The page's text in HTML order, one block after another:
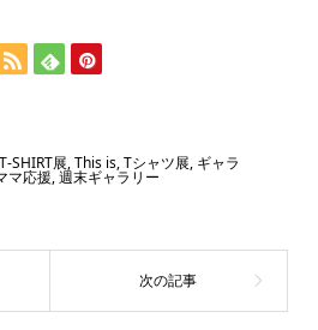
T-SHIRT展,This is,Tシャツ展, ギャラ
マ応援,週末ギャラリー